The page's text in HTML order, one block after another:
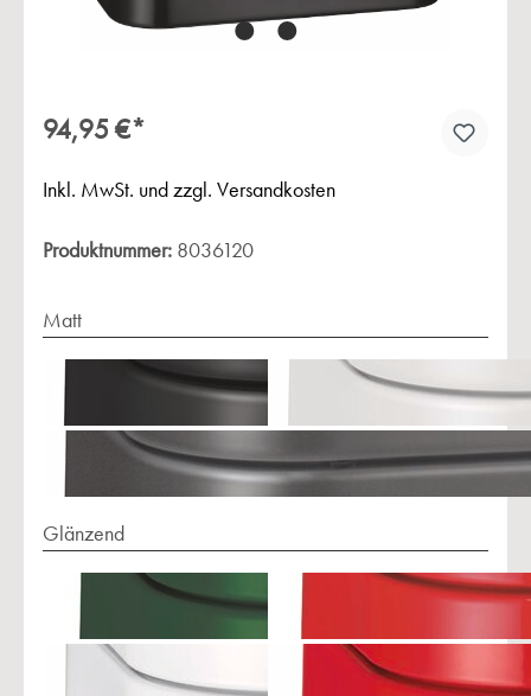
94,95 €*
Inkl. MwSt. und zzgl. Versandkosten
Produktnummer: 8036120
Matt
Glänzend